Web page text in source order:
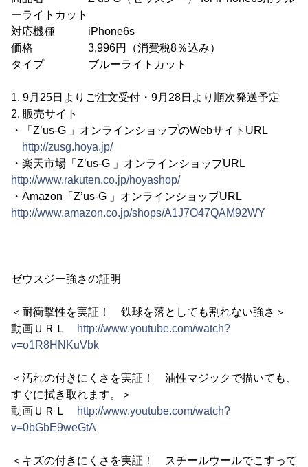
ーライトカット
対応機種 iPhone6s
価格 3,996円（消費税8％込み）
タイプ ブルーライトカット
1. 9月25日よりご注文受付・9月28日より順次発送予定
2. 販売サイト
・「Z’us-G 」オンラインショップのWebサイトURL
http://zusg.hoya.jp/
・楽天市場「Z’us-G 」オンラインショップURL
http://www.rakuten.co.jp/hoyashop/
・Amazon「Z’us-G 」オンラインショップURL
http://www.amazon.co.jp/shops/A1J7O47QAM92WY
ゼウスジー強さの証明
＜耐衝撃性を実証！ 鉄球を落としても割れない強さ＞
動画ＵＲＬ
http://www.youtube.com/watch?
v=o1R8HNKuVbk
＜汚れの付きにくさを実証！ 油性マジックで描いても、
すぐに拭き取れます。＞
動画ＵＲＬ
http://www.youtube.com/watch?
v=0bGbE9weGtA
＜キズの付きにくさを実証！ スチールウールでこすって